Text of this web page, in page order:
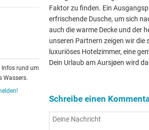
Infos rund um
Wassers.
Faktor zu finden. Ein
erfrischende Dusche, um sich
auch die warme Decke und der
unseren Partnern zeigen wir die
luxuriöses Hotelzimmer, eine
Dein Urlaub am Aursjøen wird
Schreibe einen